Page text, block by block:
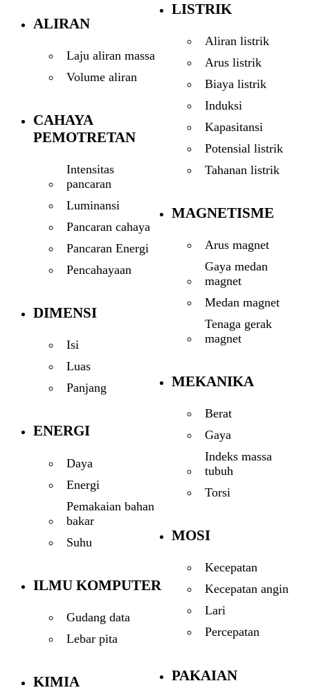
ALIRAN
Laju aliran massa
Volume aliran
CAHAYA
PEMOTRETAN
Intensitas
pancaran
Luminansi
Pancaran cahaya
Pancaran Energi
Pencahayaan
DIMENSI
Isi
Luas
Panjang
ENERGI
Daya
Energi
Pemakaian bahan
bakar
Suhu
ILMU KOMPUTER
Gudang data
Lebar pita
KIMIA
LISTRIK
Aliran listrik
Arus listrik
Biaya listrik
Induksi
Kapasitansi
Potensial listrik
Tahanan listrik
MAGNETISME
Arus magnet
Gaya medan
magnet
Medan magnet
Tenaga gerak
magnet
MEKANIKA
Berat
Gaya
Indeks massa
tubuh
Torsi
MOSI
Kecepatan
Kecepatan angin
Lari
Percepatan
PAKAIAN